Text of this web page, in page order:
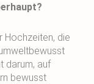
Hochzeiten, die
darum, auf
bewusst